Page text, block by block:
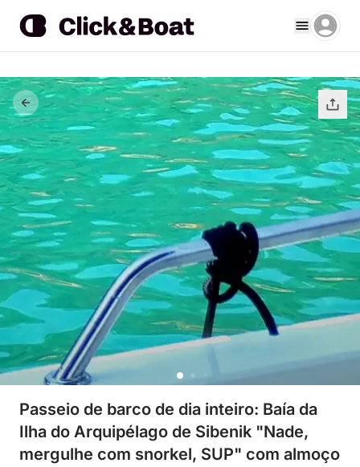
Passeio de barco de dia inteiro: Baía da
Ilha do Arquipélago de Sibenik "Nade,
mergulhe com snorkel, SUP" com almoço